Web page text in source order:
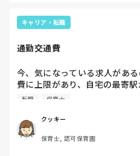
雨遊び、氷遊び、など間食遊び
す！いつもと違うおもちゃ、室
キャリア・転職
通勤交通費
今、気になっている求人があ
費に上限があり、自宅の最寄
期代が5,000円ほどオーバーし
私としてはなかなか大きい金
っているのですが、皆さんなら
転職 保育士
クッキー
保育士, 認可保育園